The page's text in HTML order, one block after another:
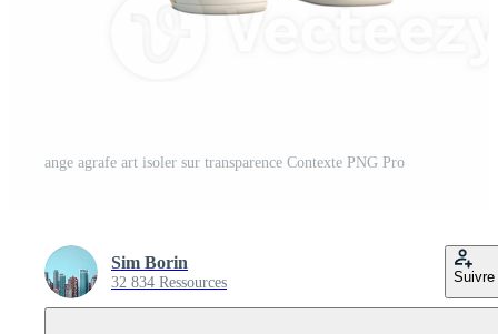
ange agrafe art isoler sur transparence Contexte PNG Pro
Sim Borin
32 834 Ressources Suivre